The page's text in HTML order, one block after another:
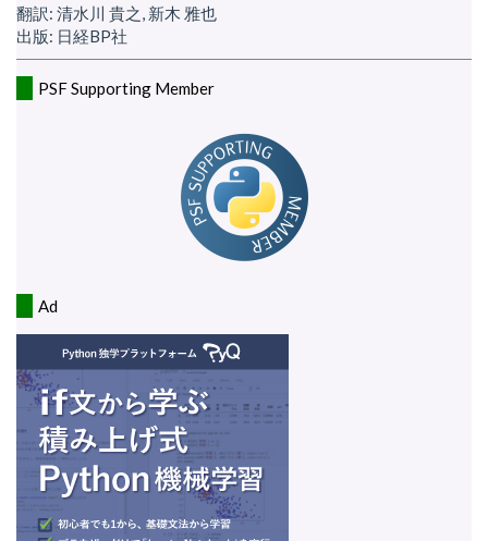
翻訳: 清水川 貴之, 新木 雅也
出版: 日経BP社
PSF Supporting Member
Ad